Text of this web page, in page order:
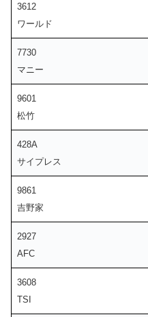
3612
ワールド
7730
マニー
9601
松竹
428A
サイプレス
9861
吉野家
2927
AFC
3608
TSI